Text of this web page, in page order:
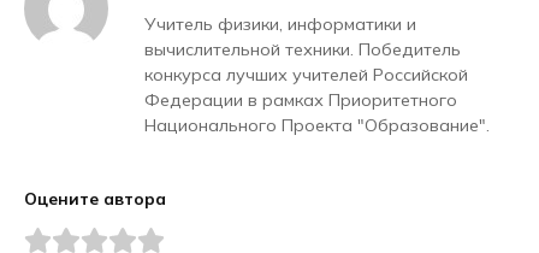
Учитель физики, информатики и
вычислительной техники. Победитель
конкурса лучших учителей Российской
Федерации в рамках Приоритетного
Национального Проекта "Образование".
Оцените автора